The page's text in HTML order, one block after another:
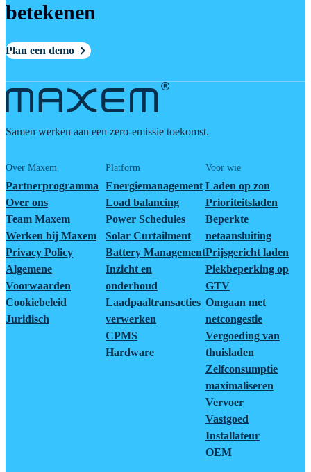
betekenen
Plan een demo
Samen werken aan een zero-emissie toekomst.
Over Maxem
Partnerprogramma
Over ons
Team Maxem
Werken bij Maxem
Privacy Policy
Algemene
Voorwaarden
Cookiebeleid
Juridisch
Platform
Energiemanagement
Load balancing
Power Schedules
Solar Curtailment
Battery Management
Inzicht en
onderhoud
Laadpaaltransacties
verwerken
CPMS
Hardware
Voor wie
Laden op zon
Prioriteitsladen
Beperkte
netaansluiting
Prijsgericht laden
Piekbeperking op
GTV
Omgaan met
netcongestie
Vergoeding van
thuisladen
Zelfconsumptie
maximaliseren
Vervoer
Vastgoed
Installateur
OEM